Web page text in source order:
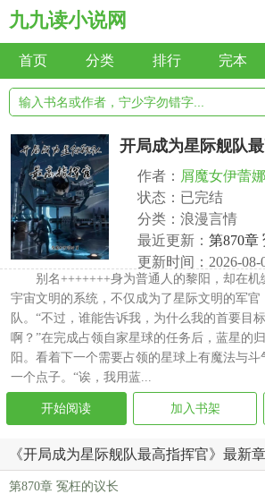
九九读小说网
首页 分类 排行 完本
开局成为星际舰队
作者： 屑魔女伊蕾娜
状态：已完结
分类：浪漫言情
最近更新： 第870章
更新时间：2026-08-
别名+++++++身为普通人的黎阳，却在机
宇宙文明的系统，不仅成为了星际文明的军官
队。“不过，谁能告诉我，为什么我的首要目
啊？”在完成占领自家星球的任务后，蓝星的
阳。看着下一个需要占领的星球上有魔法与斗
一个点子。“诶，我用蓝...
开始阅读 加入书架
《开局成为星际舰队最高指挥官》最新
第870章 冤枉的议长